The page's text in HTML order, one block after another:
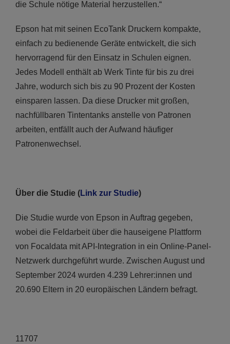
die Schule nötige Material herzustellen.“
Epson hat mit seinen EcoTank Druckern kompakte,
einfach zu bedienende Geräte entwickelt, die sich
hervorragend für den Einsatz in Schulen eignen.
Jedes Modell enthält ab Werk Tinte für bis zu drei
Jahre, wodurch sich bis zu 90 Prozent der Kosten
einsparen lassen. Da diese Drucker mit großen,
nachfüllbaren Tintentanks anstelle von Patronen
arbeiten, entfällt auch der Aufwand häufiger
Patronenwechsel.
Über die Studie (Link zur Studie)
Die Studie wurde von Epson in Auftrag gegeben,
wobei die Feldarbeit über die hauseigene Plattform
von Focaldata mit API-Integration in ein Online-Panel-
Netzwerk durchgeführt wurde. Zwischen August und
September 2024 wurden 4.239 Lehrer:innen und
20.690 Eltern in 20 europäischen Ländern befragt.
11707